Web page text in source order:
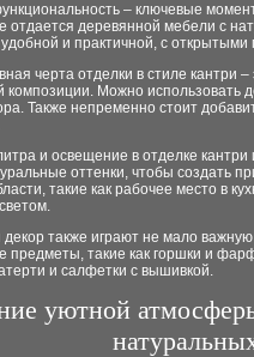
– ключевые
отдается деревянной мебели с
и практичной, с
черта отделки в стиле
композиции. Можно
Также непременно стоит
и освещение в отделке
оттенки, чтобы создать
такие как рабочее место в
декор также играют не мало
предметы, такие как горшки и
и салфетки с вышивкой.
уютной